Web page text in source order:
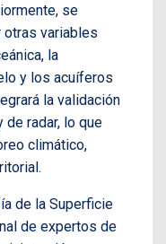
se
otras variables
la
y los acuíferos
la validación
radar, lo que
climático,
de la Superficie
de expertos de